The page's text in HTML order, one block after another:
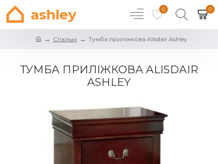
ashley 0 0
Спальні Тумба приліжкова Alisdair Ashley
ТУМБА ПРИЛІЖКОВА ALISDAIR
ASHLEY